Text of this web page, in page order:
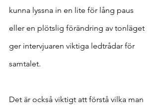
kunna lyssna in en lite för lång paus
eller en plötslig förändring av tonläget
ger intervjuaren viktiga ledtrådar för
samtalet.
Det är också viktigt att förstå vilka man